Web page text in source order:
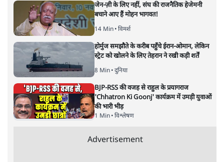
जेन-ज़ी के लिए नहीं, संघ की राजनैतिक हेजेमनी
बचाने आए हैं मोहन भागवत!
14 Min• विमर्श
होर्मुज समझौते के करीब पहुँचे ईरान-ओमान, लेकिन
स्ट्रेट को खोलने के लिए तेहरान ने रखी कड़ी शर्तें
8 Min• दुनिया
BJP-RSS की वजह से राहुल के प्रयागराज
'Chhatron Ki Goonj' कार्यक्रम में उमड़ी युवाओं
की भारी भीड़
1 Min• विश्लेषण
Advertisement